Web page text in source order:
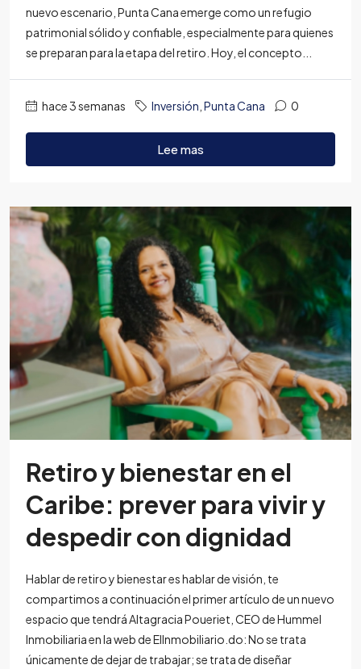
nuevo escenario, Punta Cana emerge como un refugio
patrimonial sólido y confiable, especialmente para quienes
se preparan para la etapa del retiro. Hoy, el concepto...
hace 3 semanas Inversión Punta Cana 0
Lee mas
Retiro y bienestar en el
Caribe: prever para vivir y
despedir con dignidad
Hablar de retiro y bienestar es hablar de visión, te
compartimos a continuación el primer artículo de un nuevo
espacio que tendrá Altagracia Poueriet, CEO de Hummel
Inmobiliaria en la web de ElInmobiliario.do: No se trata
únicamente de dejar de trabajar; se trata de diseñar